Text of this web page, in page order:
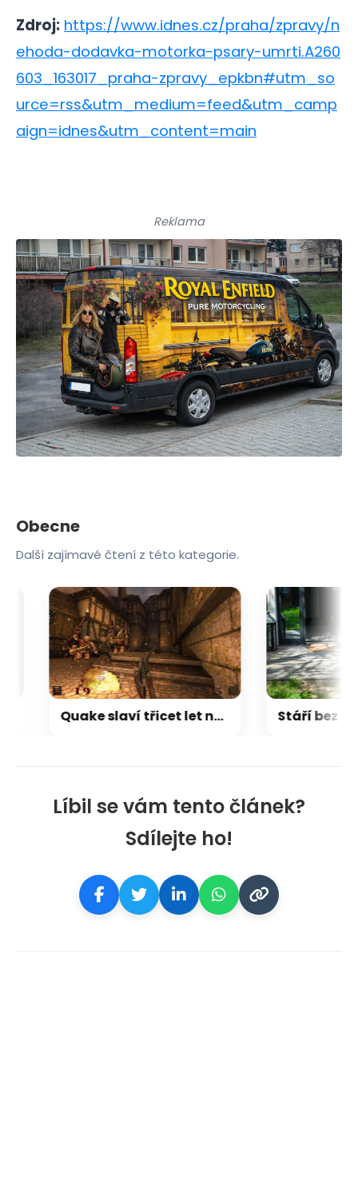
Zdroj: https://www.idnes.cz/praha/zpravy/n
ehoda-dodavka-motorka-psary-umrti.A260
603_163017_praha-zpravy_epkbn#utm_so
urce=rss&utm_medium=feed&utm_camp
aign=idnes&utm_content=main
Líbil se vám tento článek?
Sdílejte ho!
Reklama
Obecne
Další zajímavé čtení z této kategorie.
Quake slaví třicet let novým rozšířením zdarma. A je to naprostá pecka